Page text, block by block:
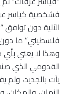
فشخصية كياسر
الآلية دون
فلسطيني” ما
وهذا لا يعني بأي
القدومي الذي
يآت بالجديد، ولم